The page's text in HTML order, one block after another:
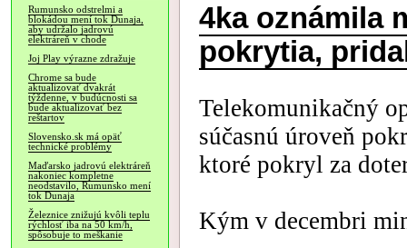
Rumunsko odstrelmi a
blokádou mení tok Dunaja,
aby udržalo jadrovú
elektráreň v chode
Joj Play výrazne zdražuje
Chrome sa bude
aktualizovať dvakrát
týždenne, v budúcnosti sa
bude aktualizovať bez
reštartov
Slovensko.sk má opäť
technické problémy
Maďarsko jadrovú elektráreň
nakoniec kompletne
neodstavilo, Rumunsko mení
tok Dunaja
Železnice znižujú kvôli teplu
rýchlosť iba na 50 km/h,
spôsobuje to meškanie
4ka oznámila
pokrytia,
Telekomunikačný
súčasnú úroveň
ktoré pokryl za
Kým v decembri